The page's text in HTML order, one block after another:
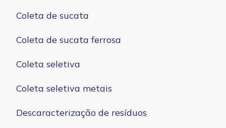
Coleta de sucata
Coleta de sucata ferrosa
Coleta seletiva
Coleta seletiva metais
Descaracterização de resíduos